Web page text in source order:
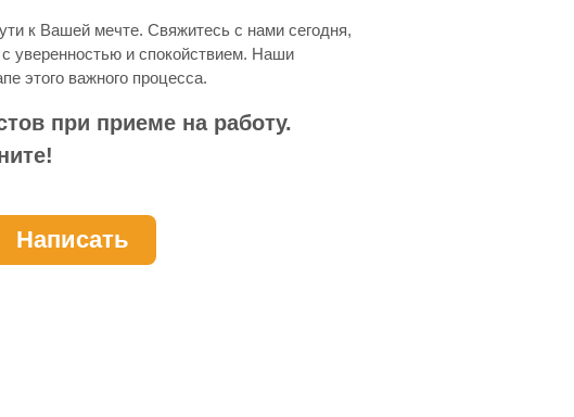
к Вашей мечте. Свяжитесь с нами сегодня,
уверенностью и спокойствием. Наши
этого важного процесса.
при приеме на работу.
Написать